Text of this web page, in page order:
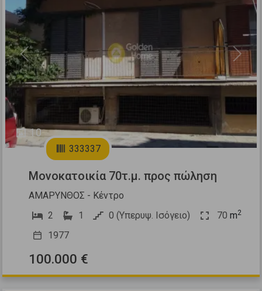
10
Previous Next
333337
Μονοκατοικία 70τ.μ. προς πώληση
ΑΜΑΡΥΝΘΟΣ - Κέντρο
2
1 0 (Υπερυψ. Ισόγειο) 70 m2
1977
100.000 €